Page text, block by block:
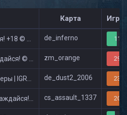
Карта
© Public de_inferno 11/
Show zm_orange 29/
ツ █ de_dust2_2006 23/
© Classic cs_assault_1337 20/